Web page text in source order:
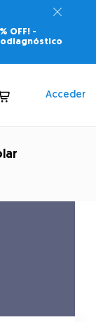
OFF! -
Acceder